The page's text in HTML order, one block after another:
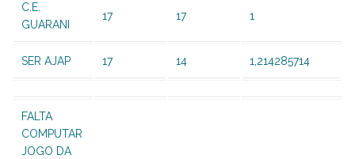
C.E.
GUARANI
17 17 1
SER AJAP 17 14 1,214285714
FALTA
COMPUTAR
JOGO DA